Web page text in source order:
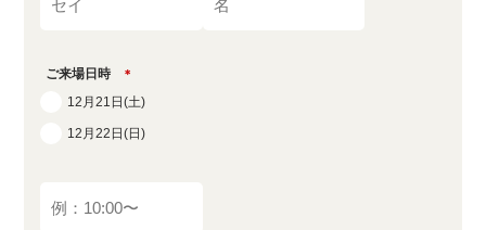
ご来場日時 ＊
12月21日(土)
12月22日(日)